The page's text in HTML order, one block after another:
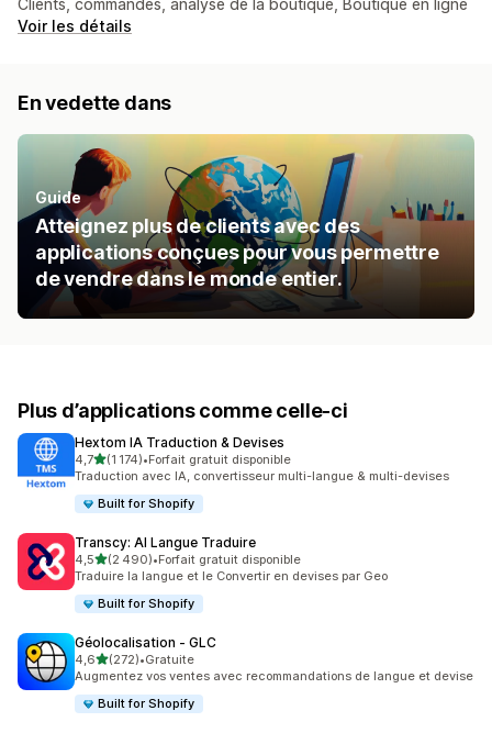
Clients, commandes, analyse de la boutique, Boutique en ligne
Voir les détails
En vedette dans
Guide
Atteignez plus de clients avec des
applications conçues pour vous permettre
de vendre dans le monde entier.
Plus d’applications comme celle-ci
Hextom IA Traduction & Devises
4,7étoile(s) sur 5
(1 174)
1174 avis au total
•Forfait gratuit disponible
Traduction avec IA, convertisseur multi-langue & multi-devises
Built for Shopify
Transcy: AI Langue Traduire
4,5étoile(s) sur 5
(2 490)
2490 avis au total
•Forfait gratuit disponible
Traduire la langue et le Convertir en devises par Geo
Built for Shopify
Géolocalisation ‑ GLC
4,6étoile(s) sur 5
(272)
272 avis au total
•Gratuite
Augmentez vos ventes avec recommandations de langue et devise
Built for Shopify